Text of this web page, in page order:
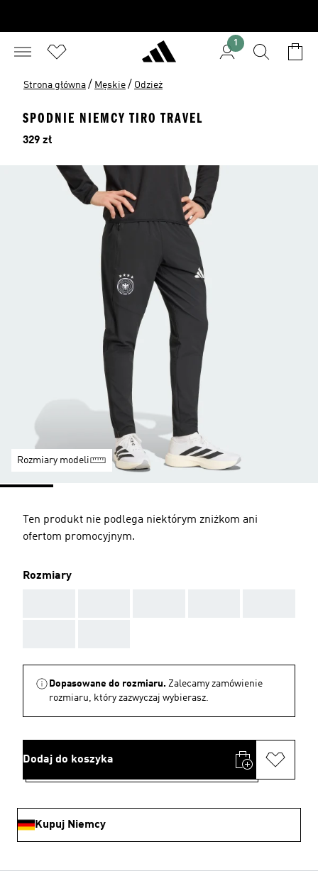
1
Strona główna / Męskie / Odzież
SPODNIE NIEMCY TIRO TRAVEL
Cena
329 zł
Rozmiary modeli
Ten produkt nie podlega niektórym zniżkom ani
ofertom promocyjnym.
Rozmiary
Dopasowane do rozmiaru. Zalecamy zamówienie
rozmiaru, który zazwyczaj wybierasz.
Dodaj do koszyka
Kupuj Niemcy